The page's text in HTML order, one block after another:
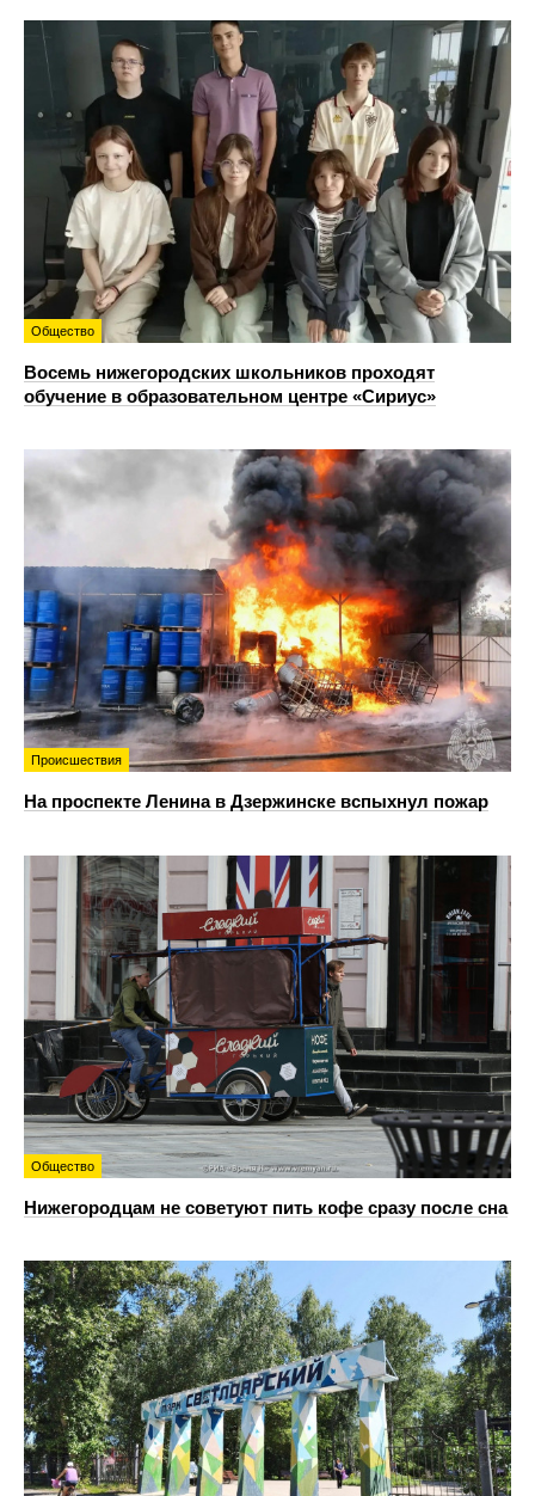
Общество
Восемь нижегородских школьников проходят
обучение в образовательном центре «Сириус»
Происшествия
На проспекте Ленина в Дзержинске вспыхнул пожар
Общество
Нижегородцам не советуют пить кофе сразу после сна